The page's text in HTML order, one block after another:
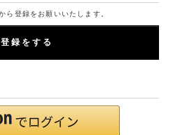
ら登録をお願いいたします。
録をする